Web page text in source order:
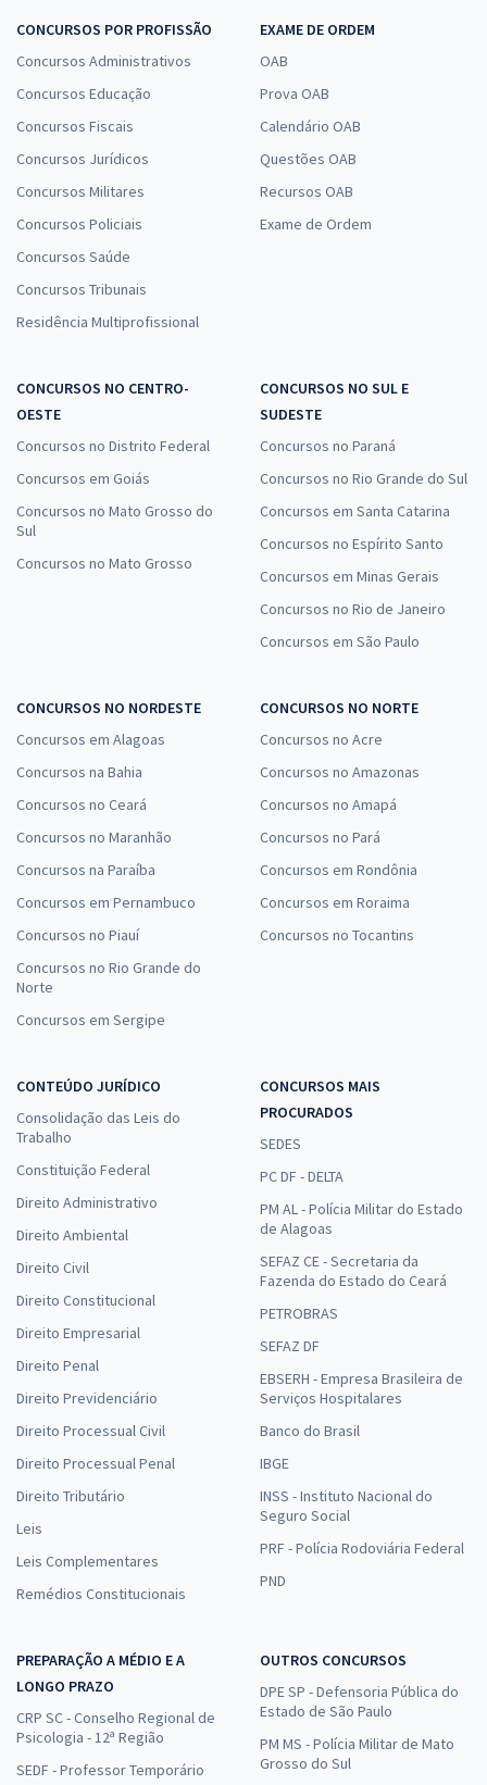
CONCURSOS POR PROFISSÃO
Concursos Administrativos
Concursos Educação
Concursos Fiscais
Concursos Jurídicos
Concursos Militares
Concursos Policiais
Concursos Saúde
Concursos Tribunais
Residência Multiprofissional
EXAME DE ORDEM
OAB
Prova OAB
Calendário OAB
Questões OAB
Recursos OAB
Exame de Ordem
CONCURSOS NO CENTRO-
OESTE
Concursos no Distrito Federal
Concursos em Goiás
Concursos no Mato Grosso do
Sul
Concursos no Mato Grosso
CONCURSOS NO SUL E
SUDESTE
Concursos no Paraná
Concursos no Rio Grande do Sul
Concursos em Santa Catarina
Concursos no Espírito Santo
Concursos em Minas Gerais
Concursos no Rio de Janeiro
Concursos em São Paulo
CONCURSOS NO NORDESTE
Concursos em Alagoas
Concursos na Bahia
Concursos no Ceará
Concursos no Maranhão
Concursos na Paraíba
Concursos em Pernambuco
Concursos no Piauí
Concursos no Rio Grande do
Norte
Concursos em Sergipe
CONCURSOS NO NORTE
Concursos no Acre
Concursos no Amazonas
Concursos no Amapá
Concursos no Pará
Concursos em Rondônia
Concursos em Roraima
Concursos no Tocantins
CONTEÚDO JURÍDICO
Consolidação das Leis do
Trabalho
Constituição Federal
Direito Administrativo
Direito Ambiental
Direito Civil
Direito Constitucional
Direito Empresarial
Direito Penal
Direito Previdenciário
Direito Processual Civil
Direito Processual Penal
Direito Tributário
Leis
Leis Complementares
Remédios Constitucionais
CONCURSOS MAIS
PROCURADOS
SEDES
PC DF - DELTA
PM AL - Polícia Militar do Estado
de Alagoas
SEFAZ CE - Secretaria da
Fazenda do Estado do Ceará
PETROBRAS
SEFAZ DF
EBSERH - Empresa Brasileira de
Serviços Hospitalares
Banco do Brasil
IBGE
INSS - Instituto Nacional do
Seguro Social
PRF - Polícia Rodoviária Federal
PND
PREPARAÇÃO A MÉDIO E A
LONGO PRAZO
CRP SC - Conselho Regional de
Psicologia - 12ª Região
SEDF - Professor Temporário
OUTROS CONCURSOS
DPE SP - Defensoria Pública do
Estado de São Paulo
PM MS - Polícia Militar de Mato
Grosso do Sul